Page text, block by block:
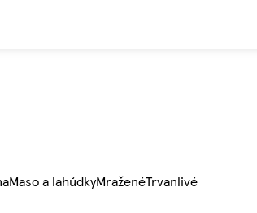
Maso a lahůdkyMraženéTrvanlivé